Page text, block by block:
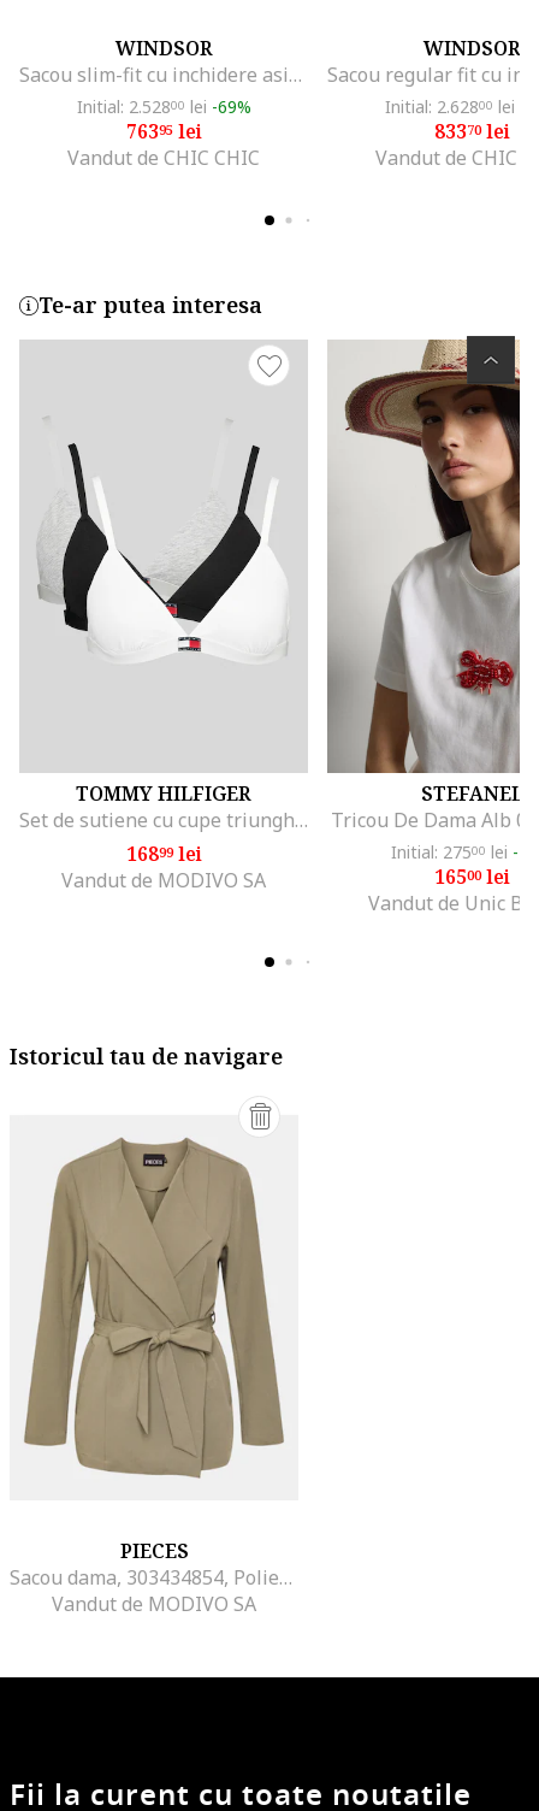
WINDSOR
Sacou slim-fit cu inchidere asimetrica la un singur rand de nasturi
Initial: 2.52800 lei -69%
76395lei
Vandut de CHIC CHIC
WINDSOR
Initial: 2.62800 lei
83370lei
Vandut de CHIC
Te-ar putea interesa
TOMMY HILFIGER
Set de sutiene cu cupe triunghiulare si detaliu logo - 3 perechi, Alb/Negru/Gri melange
16899lei
Vandut de MODIVO SA
STEFANEL
Tricou De Dama Alb
Initial: 27500 lei -
16500lei
Vandut de Unic
Istoricul tau de navigare
PIECES
Sacou dama, 303434854, Poliester, Verde
Vandut de MODIVO SA
Fii la curent cu toate noutatile